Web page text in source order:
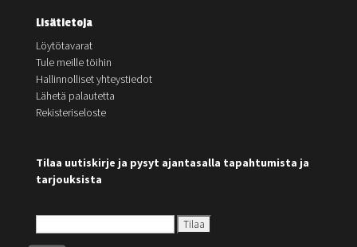
Lisätietoja
Löytötavarat
Tule meille töihin
Hallinnolliset yhteystiedot
Lähetä palautetta
Rekisteriseloste
Tilaa uutiskirje ja pysyt ajantasalla tapahtumista ja
tarjouksista